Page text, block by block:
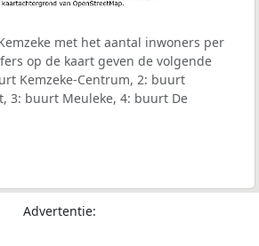
met het aantal inwoners per
op de kaart geven de volgende
Kemzeke-Centrum, 2: buurt
3: buurt Meuleke, 4: buurt De
Advertentie: